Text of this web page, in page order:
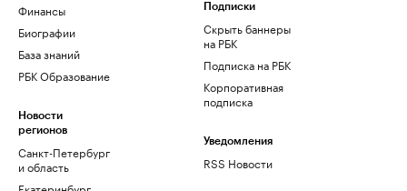
Финансы
Биографии
База знаний
РБК Образование
Новости
регионов
Санкт-Петербург
и область
Подписки
Скрыть баннеры
на РБК
Подписка на РБК
Корпоративная
подписка
Уведомления
RSS Новости